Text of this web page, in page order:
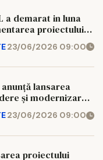
a demarat in luna
proiectului
“, cod SMIS
23/06/2026 09:00
anunță lansarea
și modernizare
`Învățător Gheorghe
în vederea
23/06/2026 09:00
proiectului